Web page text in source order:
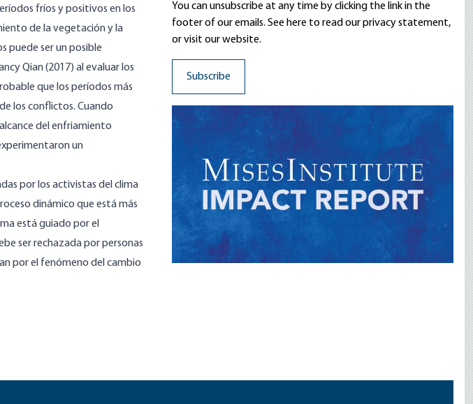
fríos y positivos en los
de la vegetación y la
puede ser un posible
Qian (2017) alevaluarlos
que los períodos más
los conflictos. Cuando
del enfriamiento
un
por los activistas del clima
dinámico que está más
está guiado por el
ser rechazada por personas
por el fenómeno del cambio
You can unsubscribe at any time by clicking the link in the
footer of our emails. See here to read ourprivacy statement,
or visit our website.